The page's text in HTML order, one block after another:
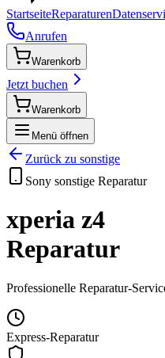
StartseiteReparaturen
Anrufen
Warenkorb
Jetzt buchen
Warenkorb
Menü öffnen
Zurück zu sonstige
Sony sonstige Reparatur
xperia z4
Reparatur
Professionelle Reparatur-
Express-Reparatur